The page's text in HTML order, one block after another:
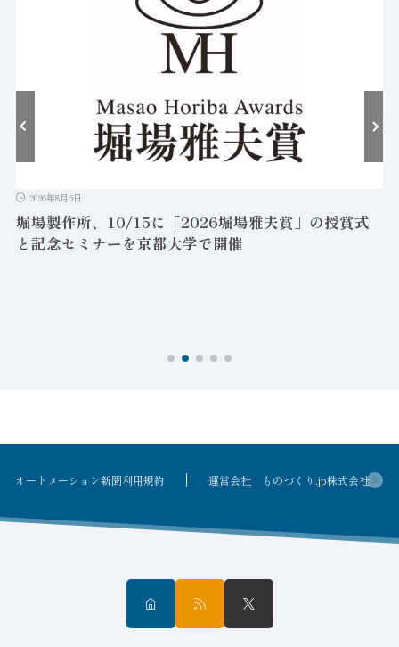
2026年8月6日
堀場製作所、10/15に「2026堀場雅夫賞」の授賞式
と記念セミナーを京都大学で開催
オートメーション新聞利用規約 運営会社：ものづくり.jp株式会社